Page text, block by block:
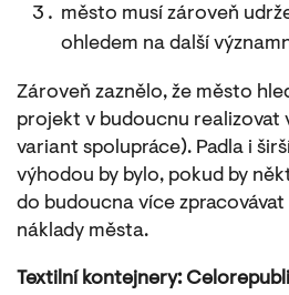
město musí zároveň
ohledem na další
Zároveň zaznělo, že město
projekt v budoucnu realizovat
variant spolupráce). Padla i
výhodou by bylo, pokud by
do budoucna více zpracovávat
náklady města.
Textilní kontejnery: